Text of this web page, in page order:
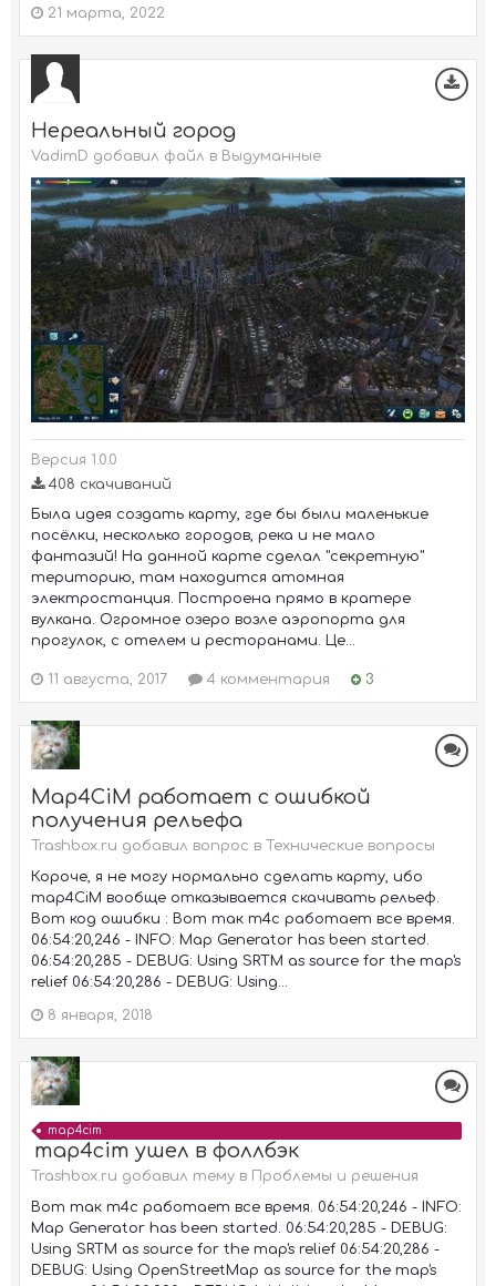
21 марта, 2022
Нереальный город
VadimD добавил файл в Выдуманные
Версия 1.0.0
408 скачиваний
Была идея создать карту, где бы были маленькие
посёлки, несколько городов, река и не мало
фантазий! На данной карте сделал "секретную"
територию, там находится атомная
электростанция. Построена прямо в кратере
вулкана. Огромное озеро возле аэропорта для
прогулок, с отелем и ресторанами. Це...
11 августа, 2017 4 комментария 3
Map4CiM работает с ошибкой
получения рельефа
Trashbox.ru добавил вопрос в Технические вопросы
Короче, я не могу нормально сделать карту, ибо
map4CiM вообще отказывается скачивать рельеф.
Вот код ошибки : Вот так m4c работает все время.
06:54:20,246 - INFO: Map Generator has been started.
06:54:20,285 - DEBUG: Using SRTM as source for the map's
relief 06:54:20,286 - DEBUG: Using...
8 января, 2018
map4cim
map4cim ушел в фоллбэк
Trashbox.ru добавил тему в Проблемы и решения
Вот так m4c работает все время. 06:54:20,246 - INFO:
Map Generator has been started. 06:54:20,285 - DEBUG:
Using SRTM as source for the map's relief 06:54:20,286 -
DEBUG: Using OpenStreetMap as source for the map's